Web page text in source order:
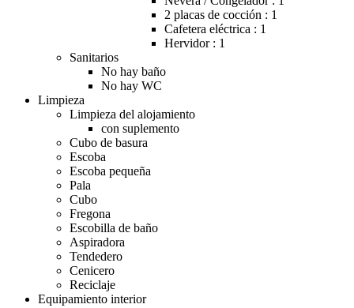
2 placas de cocción : 1
Cafetera eléctrica : 1
Hervidor : 1
Sanitarios
No hay baño
No hay WC
Limpieza
Limpieza del alojamiento
con suplemento
Cubo de basura
Escoba
Escoba pequeña
Pala
Cubo
Fregona
Escobilla de baño
Aspiradora
Tendedero
Cenicero
Reciclaje
Equipamiento interior